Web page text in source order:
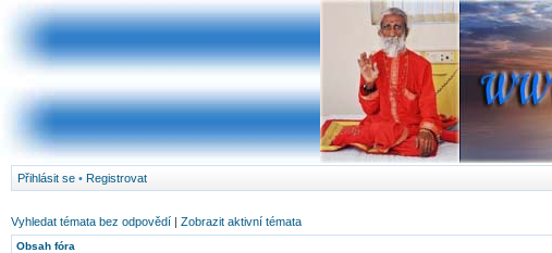
Přihlásit se • Registrovat
Vyhledat témata bez odpovědí | Zobrazit aktivní témata
Obsah fóra